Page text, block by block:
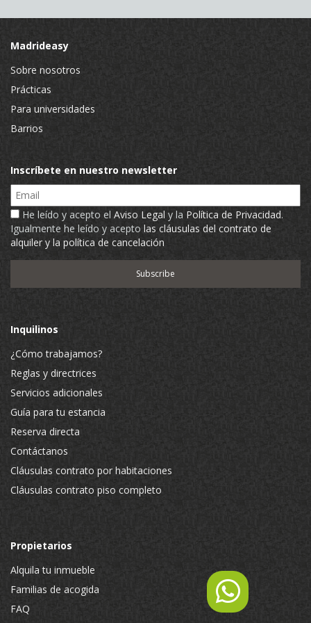
Madrideasy
Sobre nosotros
Prácticas
Para universidades
Barrios
Inscríbete en nuestro newsletter
Email
He leído y acepto el Aviso Legal y la Política de Privacidad.
Igualmente he leído y acepto las cláusulas del contrato de
alquiler y la política de cancelación
Inquilinos
¿Cómo trabajamos?
Reglas y directrices
Servicios adicionales
Guía para tu estancia
Reserva directa
Contáctanos
Cláusulas contrato por habitaciones
Cláusulas contrato piso completo
Propietarios
Alquila tu inmueble
Familias de acogida
FAQ